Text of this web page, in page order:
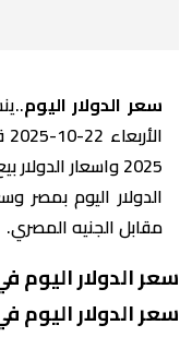
سعر الدولار اليوم
2025 واسعار
الدولار اليوم بمصر
مقابل الجنيه المصري.
سعر الدولار اليوم
سعر الدولار اليوم